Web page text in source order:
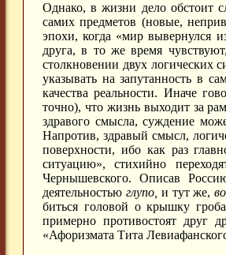
Однако, в жизни дело обстоит
самих предметов (новые,
эпохи, когда «мир вывернулся
друга, в то же время
столкновении двух логических
указывать на запутанность в
качества реальности. Иначе
точно), что жизнь выходит за
здравого смысла, суждение
Напротив, здравый смысл,
поверхности, ибо как раз
ситуацию», стихийно
Чернышевского. Описав
деятельностью глупо, и тут же,
биться головой о крышку
примерно противостоят друг
«Афоризмата Тита